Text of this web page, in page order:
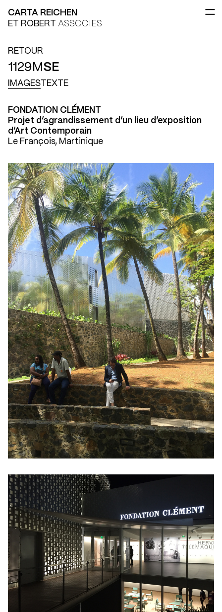
CARTA REICHEN
ET ROBERT
ASSOCIES
RETOUR
1129M SE
IMAGES TEXTE
FONDATION CLÉMENT
Projet d’agrandissement d’un lieu d’exposition
d’Art Contemporain
Le François, Martinique